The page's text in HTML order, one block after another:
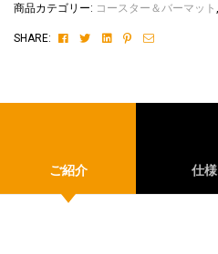
商品カテゴリー: コースター＆バーマット
SHARE: FacebookTwitterLinkedinPinterest
Email
ご紹介 仕様